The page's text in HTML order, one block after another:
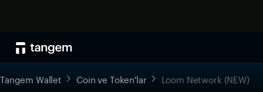
Tangem Wallet Coin ve Token'lar Loom Network (NEW)